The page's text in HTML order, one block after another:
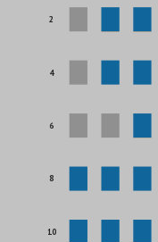
2
4
6
8
10